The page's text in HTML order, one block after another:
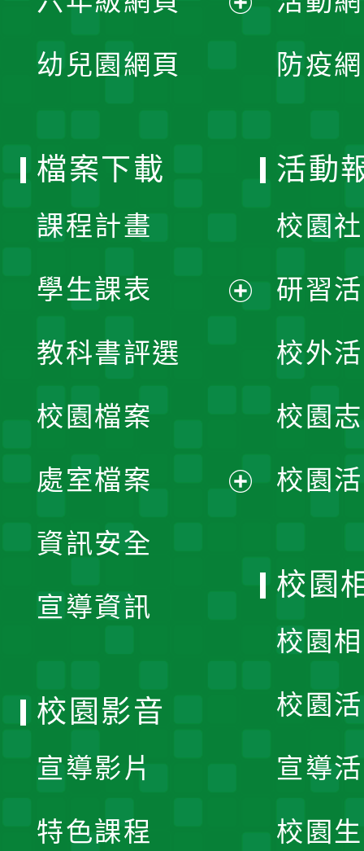
開
幼兒園網頁 防疫
檔案下載
課程計畫
學生課表
單
教科書評選
校園檔案
處室檔案
資訊安全
宣導資訊
活動
校園
研習
校外
校園
校園
校園
校園
校園
宣導
校園
校園影音
宣導影片
特色課程